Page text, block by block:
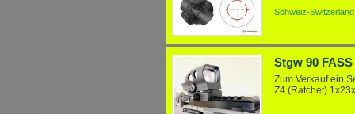
Schweiz-
Zum Verkauf ein
Z4 (Ratchet)